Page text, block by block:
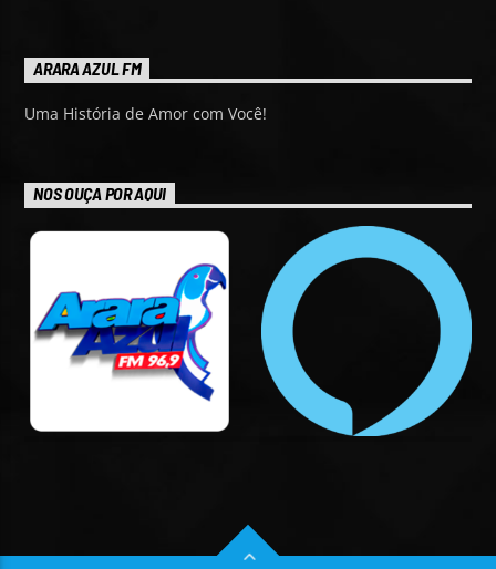
ARARA AZUL FM
Uma História de Amor com Você!
NOS OUÇA POR AQUI